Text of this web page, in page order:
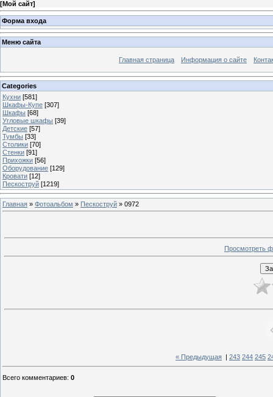
[Мой сайт]
Форма входа
Меню сайта
Главная страница Информация о сайте
Categories
Кухни [581]
Шкафы-Купе [307]
Шкафы [68]
Угловые шкафы [39]
Детские [57]
Тумбы [33]
Столики [70]
Стенки [91]
Прихожки [56]
Оборудование [129]
Кровати [12]
Пескоструй [1219]
Главная » Фотоальбом » Пескоструй » 0972
Просмотреть
« Предыдущая 243 244 245
Всего комментариев: 0